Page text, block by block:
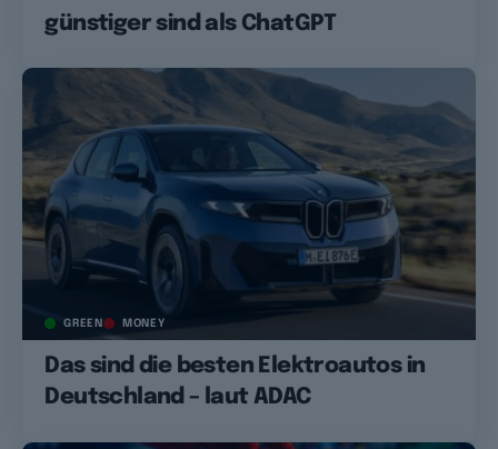
günstiger sind als ChatGPT
GREEN MONEY
Das sind die besten Elektroautos in
Deutschland – laut ADAC